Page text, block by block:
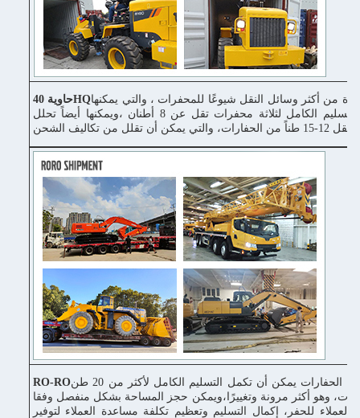
حاوية 40HQمن أكثر وسائل النقل شيوعًا للمحفرات ، والتي يمكنها
إكمال التسليم الكامل لثلاثة محفرات تقل عن 8 أطنان ،ويمكنها أيضاً تحلل
ونقل 12-15 طناً من الحفارات، والتي يمكن أن تقلل من تكاليف الشحن
RO-ROوسيلة نقل الحفارات يمكن أن تكمل التسليم الكامل لأكثر من 20 طن
وهو أكثر مرونة وتغييرًا،ويمكن حجز المساحة بشكل منفصل وفقا
العملاء للحفر، إكمال التسليم وتعظيم تكلفة مساعدة العملاء لتوفير